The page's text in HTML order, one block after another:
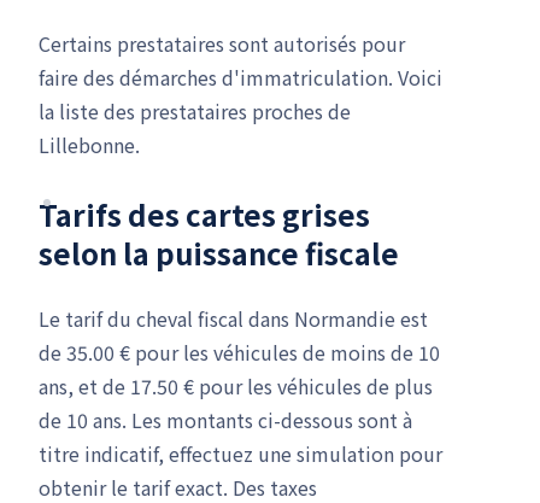
Certains prestataires sont autorisés pour
faire des démarches d'immatriculation. Voici
la liste des prestataires proches de
Lillebonne.
Tarifs des cartes grises
selon la puissance fiscale
Le tarif du cheval fiscal dans Normandie est
de 35.00 € pour les véhicules de moins de 10
ans, et de 17.50 € pour les véhicules de plus
de 10 ans. Les montants ci-dessous sont à
titre indicatif, effectuez une simulation pour
obtenir le tarif exact. Des taxes